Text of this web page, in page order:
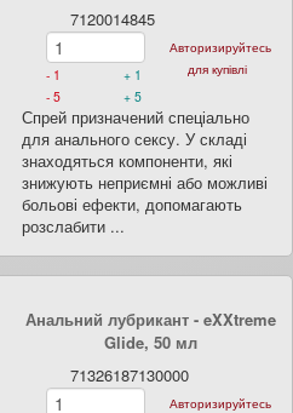
7120014845
+ 1
- 1
- 5
+ 5
Авторизируйтесь
для купівлі
Спрей призначений спеціально
для анального сексу. У складі
знаходяться компоненти, які
знижують неприємні або можливі
больові ефекти, допомагають
розслабити ...
Анальний лубрикант - eXXtreme
Glide, 50 мл
71326187130000
Авторизируйтесь